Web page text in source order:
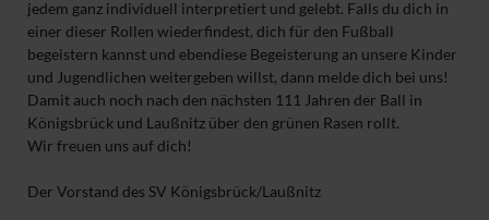
jedem ganz individuell interpretiert und gelebt. Falls du dich in
einer dieser Rollen wiederfindest, dich für den Fußball
begeistern kannst und ebendiese Begeisterung an unsere Kinder
und Jugendlichen weitergeben willst, dann melde dich bei uns!
Damit auch noch nach den nächsten 111 Jahren der Ball in
Königsbrück und Laußnitz über den grünen Rasen rollt.
Wir freuen uns auf dich!
Der Vorstand des SV Königsbrück/Laußnitz